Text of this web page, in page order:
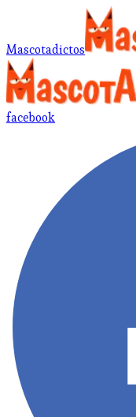
Mascotadictos
facebook